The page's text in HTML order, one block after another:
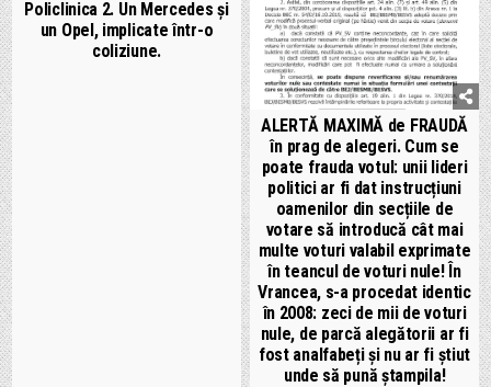
Policlinica 2. Un Mercedes și
un Opel, implicate într-o
coliziune.
ALERTĂ MAXIMĂ de FRAUDĂ
în prag de alegeri. Cum se
poate frauda votul: unii lideri
politici ar fi dat instrucțiuni
oamenilor din secțiile de
votare să introducă cât mai
multe voturi valabil exprimate
în teancul de voturi nule! În
Vrancea, s-a procedat identic
în 2008: zeci de mii de voturi
nule, de parcă alegătorii ar fi
fost analfabeți și nu ar fi știut
unde să pună ștampila!